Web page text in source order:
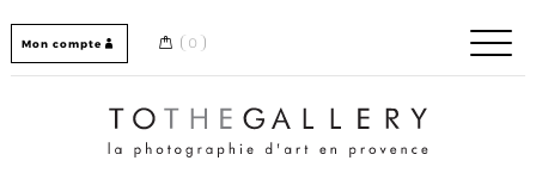
Mon compte 0
Home / Accueil